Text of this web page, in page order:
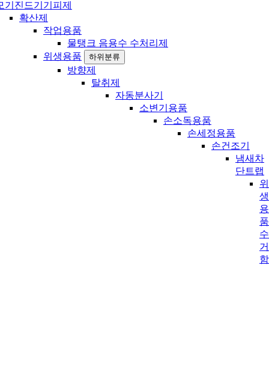
기진드기기피제
확산제
작업용품
물탱크 음용수 수처리제
위생용품
하위분류
방향제
탈취제
자동분사기
소변기용품
손소독용품
손세정용품
손건조기
냄새차
단트랩
위
생
용
품
수
거
함